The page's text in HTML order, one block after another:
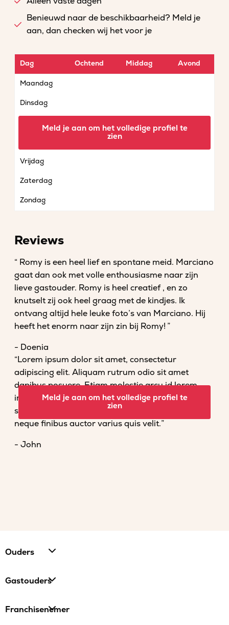
Benieuwd naar de beschikbaarheid? Meld je
aan, dan checken wij het voor je
Dag Ochtend Middag Avond
Maandag
Dinsdag
Vrijdag
Zaterdag
Zondag
Meld je aan om het volledige profiel te
zien
Reviews
“ Romy is een heel lief en spontane meid. Marciano
gaat dan ook met volle enthousiasme naar zijn
lieve gastouder. Romy is heel creatief , en zo
knutselt zij ook heel graag met de kindjes. Ik
ontvang altijd hele leuke foto’s van Marciano. Hij
heeft het enorm naar zijn zin bij Romy! ”
- Doenia
“Lorem ipsum dolor sit amet, consectetur
adipiscing elit. Aliquam rutrum odio sit amet
dapibus posuere. Etiam molestie arcu id lorem
imperdiet convallis. Fusce venenatis nisl nec dolor
scelerisque tempor. Vestibulum et magna vel
neque finibus auctor varius quis velit.”
- John
Meld je aan om het volledige profiel te
zien
Ouders
Gastouders
Franchisenemer